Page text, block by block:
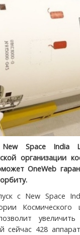
Space India
организации
OneWeb
с New Space
сейчас 428